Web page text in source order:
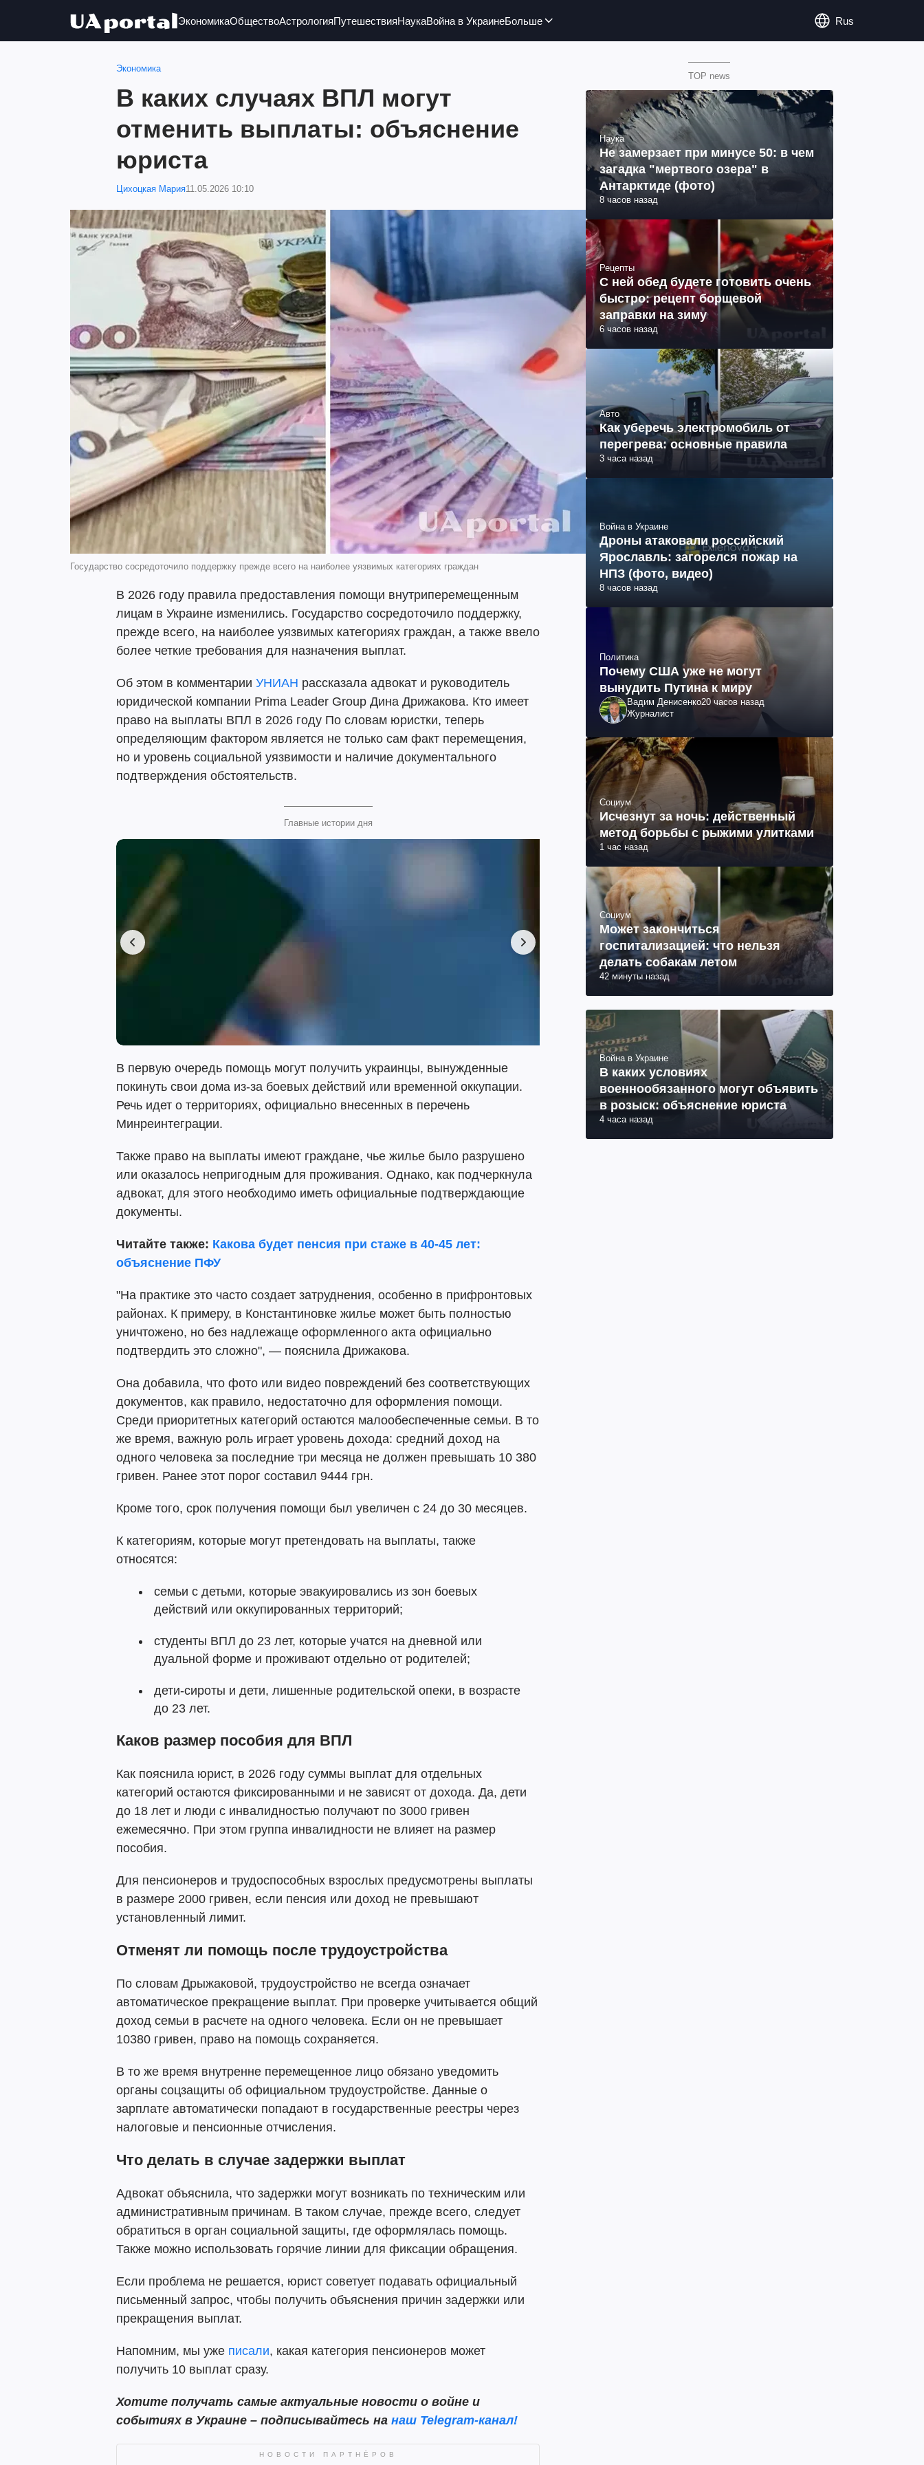
ЭкономикаОбществоАстрологияПутешествияНаукаВойна в УкраинеБольше Rus
Экономика
В каких случаях ВПЛ могут
отменить выплаты: объяснение
юриста
Цихоцкая Мария11.05.2026 10:10
Государство сосредоточило поддержку прежде всего на наиболее уязвимых категориях граждан
В 2026 году правила предоставления помощи внутриперемещенным
лицам в Украине изменились. Государство сосредоточило поддержку,
прежде всего, на наиболее уязвимых категориях граждан, а также ввело
более четкие требования для назначения выплат.
Об этом в комментарии УНИАН рассказала адвокат и руководитель
юридической компании Prima Leader Group Дина Дрижакова. Кто имеет
право на выплаты ВПЛ в 2026 году По словам юристки, теперь
определяющим фактором является не только сам факт перемещения,
но и уровень социальной уязвимости и наличие документального
подтверждения обстоятельств.
Главные истории дня
В первую очередь помощь могут получить украинцы, вынужденные
покинуть свои дома из-за боевых действий или временной оккупации.
Речь идет о территориях, официально внесенных в перечень
Минреинтеграции.
Также право на выплаты имеют граждане, чье жилье было разрушено
или оказалось непригодным для проживания. Однако, как подчеркнула
адвокат, для этого необходимо иметь официальные подтверждающие
документы.
Читайте также: Какова будет пенсия при стаже в 40-45 лет:
объяснение ПФУ
"На практике это часто создает затруднения, особенно в прифронтовых
районах. К примеру, в Константиновке жилье может быть полностью
уничтожено, но без надлежаще оформленного акта официально
подтвердить это сложно", — пояснила Дрижакова.
Она добавила, что фото или видео повреждений без соответствующих
документов, как правило, недостаточно для оформления помощи.
Среди приоритетных категорий остаются малообеспеченные семьи. В то
же время, важную роль играет уровень дохода: средний доход на
одного человека за последние три месяца не должен превышать 10 380
гривен. Ранее этот порог составил 9444 грн.
Кроме того, срок получения помощи был увеличен с 24 до 30 месяцев.
К категориям, которые могут претендовать на выплаты, также
относятся:
семьи с детьми, которые эвакуировались из зон боевых
действий или оккупированных территорий;
студенты ВПЛ до 23 лет, которые учатся на дневной или
дуальной форме и проживают отдельно от родителей;
дети-сироты и дети, лишенные родительской опеки, в возрасте
до 23 лет.
Каков размер пособия для ВПЛ
Как пояснила юрист, в 2026 году суммы выплат для отдельных
категорий остаются фиксированными и не зависят от дохода. Да, дети
до 18 лет и люди с инвалидностью получают по 3000 гривен
ежемесячно. При этом группа инвалидности не влияет на размер
пособия.
Для пенсионеров и трудоспособных взрослых предусмотрены выплаты
в размере 2000 гривен, если пенсия или доход не превышают
установленный лимит.
Отменят ли помощь после трудоустройства
По словам Дрыжаковой, трудоустройство не всегда означает
автоматическое прекращение выплат. При проверке учитывается общий
доход семьи в расчете на одного человека. Если он не превышает
10380 гривен, право на помощь сохраняется.
В то же время внутренне перемещенное лицо обязано уведомить
органы соцзащиты об официальном трудоустройстве. Данные о
зарплате автоматически попадают в государственные реестры через
налоговые и пенсионные отчисления.
Что делать в случае задержки выплат
Адвокат объяснила, что задержки могут возникать по техническим или
административным причинам. В таком случае, прежде всего, следует
обратиться в орган социальной защиты, где оформлялась помощь.
Также можно использовать горячие линии для фиксации обращения.
Если проблема не решается, юрист советует подавать официальный
письменный запрос, чтобы получить объяснения причин задержки или
прекращения выплат.
Напомним, мы уже писали, какая категория пенсионеров может
получить 10 выплат сразу.
Хотите получать самые актуальные новости о войне и
событиях в Украине – подписывайтесь на наш Telegram-канал!
TOP news
Наука
Не замерзает при минусе 50: в чем
загадка "мертвого озера" в
Антарктиде (фото)
8 часов назад
Рецепты
С ней обед будете готовить очень
быстро: рецепт борщевой
заправки на зиму
6 часов назад
Авто
Как уберечь электромобиль от
перегрева: основные правила
3 часа назад
Война в Украине
Дроны атаковали российский
Ярославль: загорелся пожар на
НПЗ (фото, видео)
8 часов назад
Политика
Почему США уже не могут
вынудить Путина к миру
Вадим Денисенко20 часов назад
Журналист
Социум
Исчезнут за ночь: действенный
метод борьбы с рыжими улитками
1 час назад
Социум
Может закончиться
госпитализацией: что нельзя
делать собакам летом
42 минуты назад
Война в Украине
В каких условиях
военнообязанного могут объявить
в розыск: объяснение юриста
4 часа назад